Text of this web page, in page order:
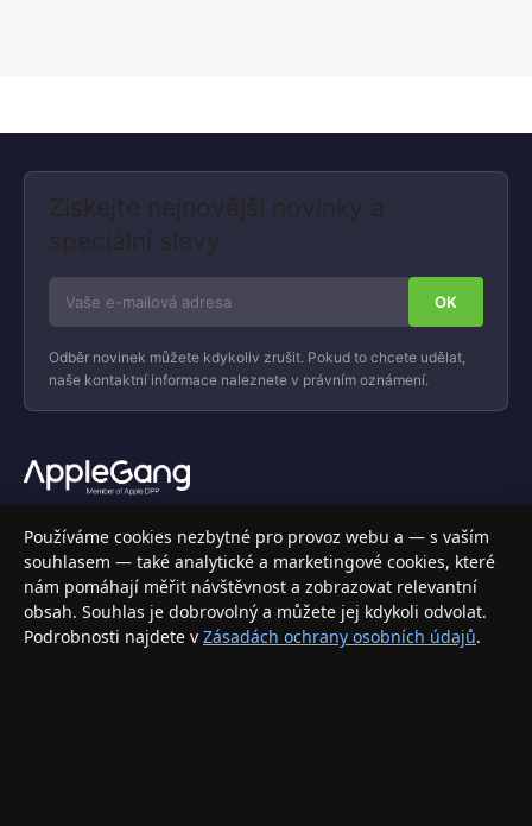
Získejte nejnovější novinky a
speciální slevy
Odběr novinek můžete kdykoliv zrušit. Pokud to chcete udělat,
naše kontaktní informace naleznete v právním oznámení.
Váš specializovaný obchod s Apple produkty, příslušenstvím a
elektronikou. Nakupujte bezpečně a s jistotou.
INFORMACE
Doprava a doručení
Používáme cookies nezbytné pro provoz webu a — s vaším
souhlasem — také analytické a marketingové cookies, které
nám pomáhají měřit návštěvnost a zobrazovat relevantní
obsah. Souhlas je dobrovolný a můžete jej kdykoli odvolat.
Podrobnosti najdete v Zásadách ochrany osobních údajů.